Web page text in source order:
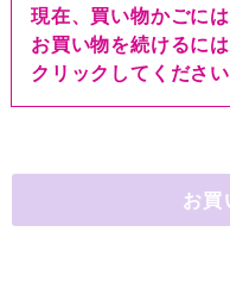
現在、買い物かごに
お買い物を続けるに
クリックしてください